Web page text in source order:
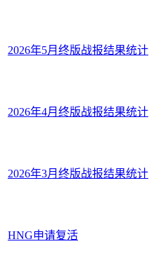
2026年5月终版战报结果统计
2026年4月终版战报结果统计
2026年3月终版战报结果统计
HNG申请复活